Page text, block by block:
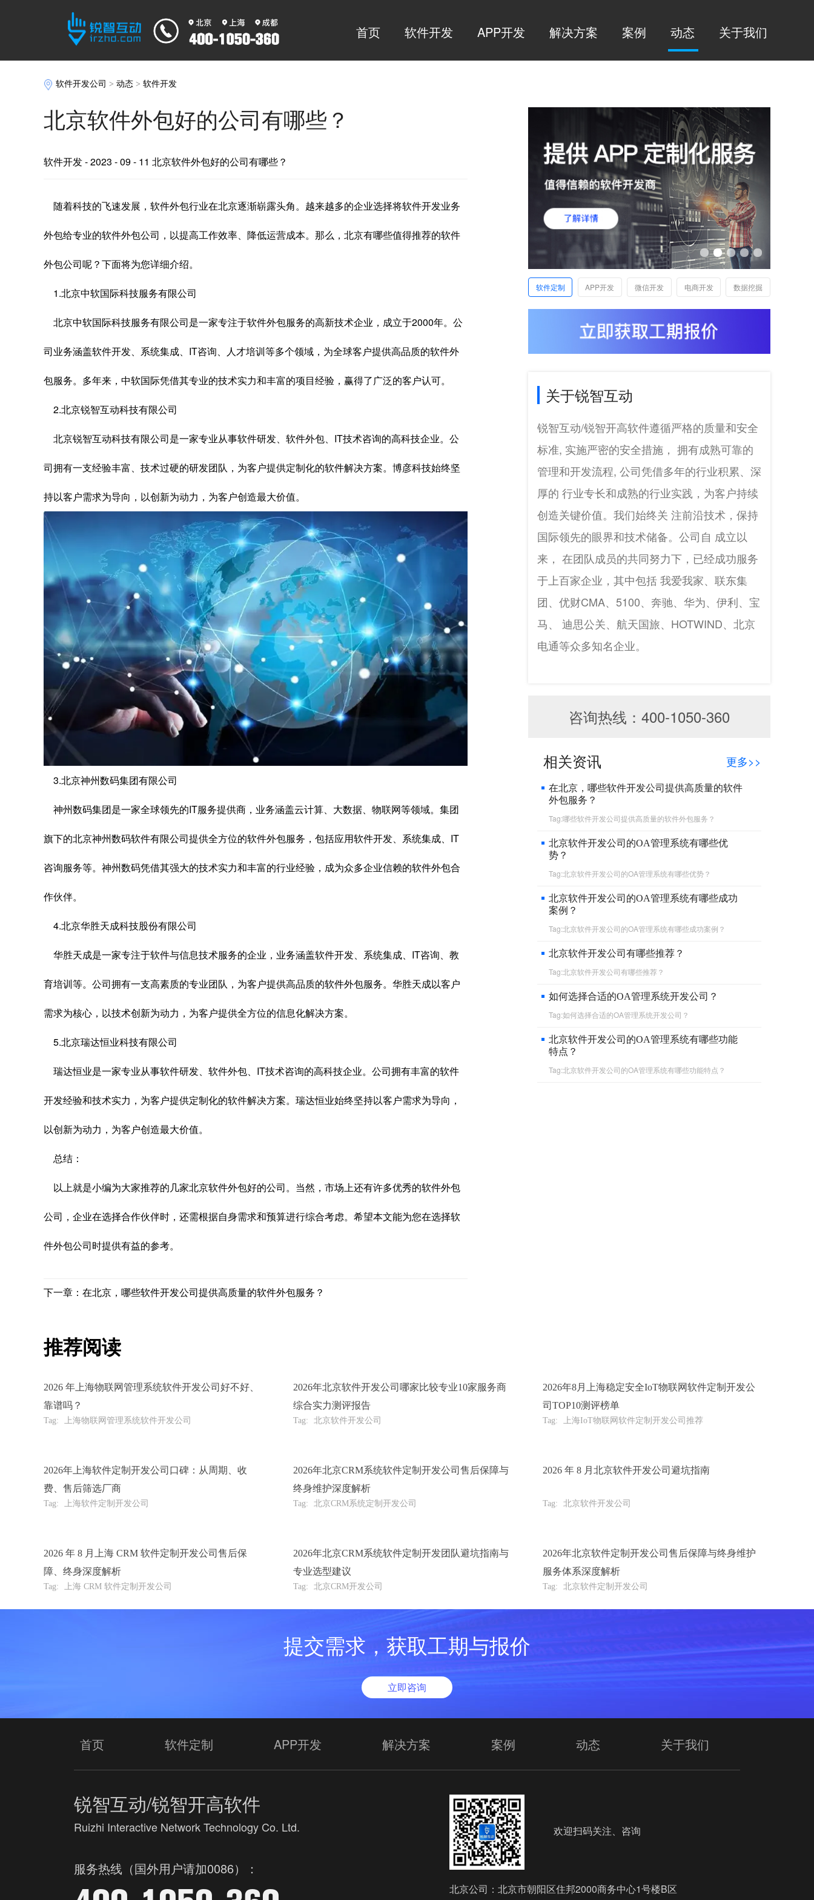
首页 软件开发 APP开发 解决方案 案例 动态 关于我们
软件开发公司 >动态 >软件开发
北京软件外包好的公司有哪些？
软件开发- 2023 - 09 - 11 北京软件外包好的公司有哪些？
随着科技的飞速发展，软件外包行业在北京逐渐崭露头角。越来越多的企业选择将软件开发业务
外包给专业的软件外包公司，以提高工作效率、降低运营成本。那么，北京有哪些值得推荐的软件
外包公司呢？下面将为您详细介绍。
1.北京中软国际科技服务有限公司
北京中软国际科技服务有限公司是一家专注于软件外包服务的高新技术企业，成立于2000年。公
司业务涵盖软件开发、系统集成、IT咨询、人才培训等多个领域，为全球客户提供高品质的软件外
包服务。多年来，中软国际凭借其专业的技术实力和丰富的项目经验，赢得了广泛的客户认可。
2.北京锐智互动科技有限公司
北京锐智互动科技有限公司是一家专业从事软件研发、软件外包、IT技术咨询的高科技企业。公
司拥有一支经验丰富、技术过硬的研发团队，为客户提供定制化的软件解决方案。博彦科技始终坚
持以客户需求为导向，以创新为动力，为客户创造最大价值。
3.北京神州数码集团有限公司
神州数码集团是一家全球领先的IT服务提供商，业务涵盖云计算、大数据、物联网等领域。集团
旗下的北京神州数码软件有限公司提供全方位的软件外包服务，包括应用软件开发、系统集成、IT
咨询服务等。神州数码凭借其强大的技术实力和丰富的行业经验，成为众多企业信赖的软件外包合
作伙伴。
4.北京华胜天成科技股份有限公司
华胜天成是一家专注于软件与信息技术服务的企业，业务涵盖软件开发、系统集成、IT咨询、教
育培训等。公司拥有一支高素质的专业团队，为客户提供高品质的软件外包服务。华胜天成以客户
需求为核心，以技术创新为动力，为客户提供全方位的信息化解决方案。
5.北京瑞达恒业科技有限公司
瑞达恒业是一家专业从事软件研发、软件外包、IT技术咨询的高科技企业。公司拥有丰富的软件
开发经验和技术实力，为客户提供定制化的软件解决方案。瑞达恒业始终坚持以客户需求为导向，
以创新为动力，为客户创造最大价值。
总结：
以上就是小编为大家推荐的几家北京软件外包好的公司。当然，市场上还有许多优秀的软件外包
公司，企业在选择合作伙伴时，还需根据自身需求和预算进行综合考虑。希望本文能为您在选择软
件外包公司时提供有益的参考。
下一章：在北京，哪些软件开发公司提供高质量的软件外包服务？
软件定制 APP开发 微信开发 电商开发 数据挖掘
关于锐智互动
锐智互动/锐智开高软件遵循严格的质量和安全
标准, 实施严密的安全措施， 拥有成熟可靠的
管理和开发流程, 公司凭借多年的行业积累、深
厚的 行业专长和成熟的行业实践，为客户持续
创造关键价值。我们始终关 注前沿技术，保持
国际领先的眼界和技术储备。公司自 成立以
来， 在团队成员的共同努力下，已经成功服务
于上百家企业，其中包括 我爱我家、联东集
团、优财CMA、5100、奔驰、华为、伊利、宝
马、 迪思公关、航天国旅、HOTWIND、北京
电通等众多知名企业。
咨询热线：400-1050-360
相关资讯 更多>>
在北京，哪些软件开发公司提供高质量的软件
外包服务？
Tag:哪些软件开发公司提供高质量的软件外包服务？
北京软件开发公司的OA管理系统有哪些优
势？
Tag:北京软件开发公司的OA管理系统有哪些优势？
北京软件开发公司的OA管理系统有哪些成功
案例？
Tag:北京软件开发公司的OA管理系统有哪些成功案例？
北京软件开发公司有哪些推荐？
Tag:北京软件开发公司有哪些推荐？
如何选择合适的OA管理系统开发公司？
Tag:如何选择合适的OA管理系统开发公司？
北京软件开发公司的OA管理系统有哪些功能
特点？
Tag:北京软件开发公司的OA管理系统有哪些功能特点？
推荐阅读
2026 年上海物联网管理系统软件开发公司好不好、
靠谱吗？
Tag: 上海物联网管理系统软件开发公司
2026年北京软件开发公司哪家比较专业10家服务商
综合实力测评报告
Tag: 北京软件开发公司
2026年8月上海稳定安全IoT物联网软件定制开发公
司TOP10测评榜单
Tag: 上海IoT物联网软件定制开发公司推荐
2026年上海软件定制开发公司口碑：从周期、收
费、售后筛选厂商
Tag: 上海软件定制开发公司
2026年北京CRM系统软件定制开发公司售后保障与
终身维护深度解析
Tag: 北京CRM系统定制开发公司
2026 年 8 月北京软件开发公司避坑指南
Tag: 北京软件开发公司
2026 年 8 月上海 CRM 软件定制开发公司售后保
障、终身深度解析
Tag: 上海 CRM 软件定制开发公司
2026年北京CRM系统软件定制开发团队避坑指南与
专业选型建议
Tag: 北京CRM开发公司
2026年北京软件定制开发公司售后保障与终身维护
服务体系深度解析
Tag: 北京软件定制开发公司
提交需求，获取工期与报价
立即咨询
首页 软件定制 APP开发 解决方案 案例 动态 关于我们
锐智互动/锐智开高软件
Ruizhi Interactive Network Technology Co. Ltd.
服务热线（国外用户请加0086）：
欢迎扫码关注、咨询
北京公司：北京市朝阳区住邦2000商务中心1号楼B区